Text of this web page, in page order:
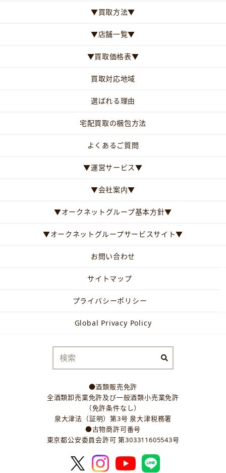
▼買取方法▼
▼店舗一覧▼
▼買取価格表▼
買取対応地域
選ばれる理由
宅配買取の梱包方法
よくあるご質問
▼運営サービス▼
▼会社案内▼
▼オークネットグループ基本方針▼
▼オークネットグループサービスサイト▼
お問い合わせ
サイトマップ
プライバシーポリシー
Global Privacy Policy
●酒類販売免許
全酒類卸売業免許及び一般酒類小売業免許
（免許条件なし）
泉大津法（証明）第3号 泉大津税務署
●古物商許可番号
東京都公安委員会許可 第303311605543号